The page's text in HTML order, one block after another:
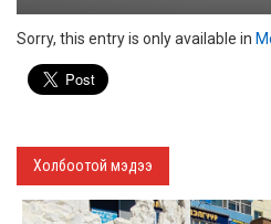
Sorry, this entry is only available in
Холбоотой мэдээ